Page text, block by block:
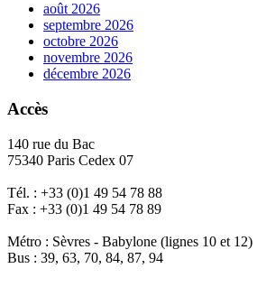
août 2026
septembre 2026
octobre 2026
novembre 2026
décembre 2026
Accès
140 rue du Bac
75340 Paris Cedex 07
Tél. : +33 (0)1 49 54 78 88
Fax : +33 (0)1 49 54 78 89
Métro : Sèvres - Babylone (lignes 10 et 12)
Bus : 39, 63, 70, 84, 87, 94